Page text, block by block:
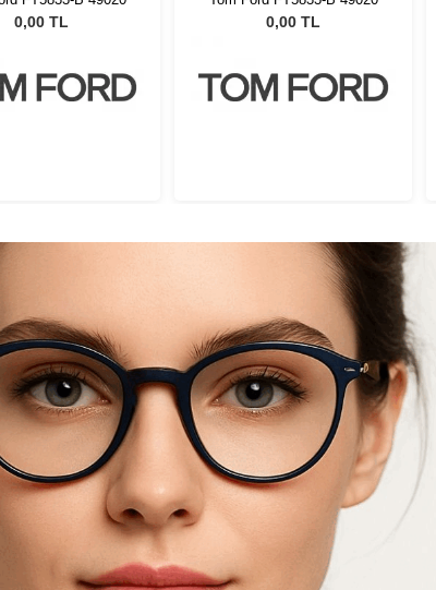
0,00 TL 0,00 TL